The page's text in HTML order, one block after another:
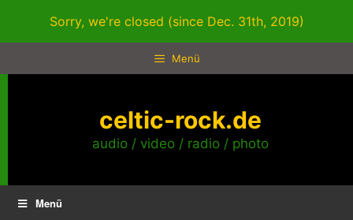
Sorry, we're closed (since Dec. 31th, 2019)
Menü
celtic-rock.de
audio / video / radio / photo
Menü